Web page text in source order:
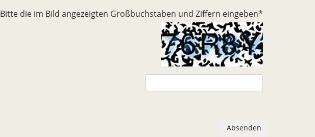
Bitte die im Bild angezeigten Großbuchstaben und Ziffern eingeben*
Absenden